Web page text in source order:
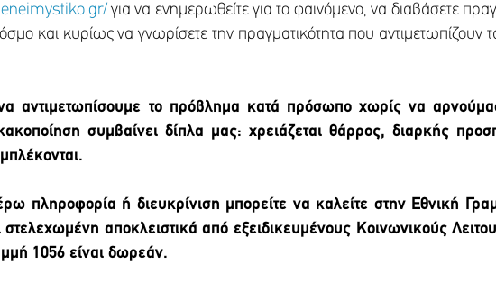
για να ενημερωθείτε για το φαινόμενο, να διαβάσετε
και κυρίως να γνωρίσετε την πραγματικότητα που αντιμετωπίζουν
αντιμετωπίσουμε το πρόβλημα κατά πρόσωπο χωρίς να
συμβαίνει δίπλα μας: χρειάζεται θάρρος, διαρκής
πληροφορία ή διευκρίνιση μπορείτε να καλείτε στην Εθνική
στελεχωμένη αποκλειστικά από εξειδικευμένους Κοινωνικούς
1056 είναι δωρεάν.